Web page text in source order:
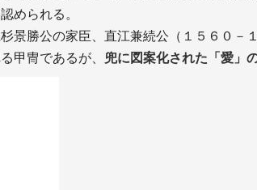
められる。
景勝公の家臣、直江兼続公（１５６０－
甲冑であるが、 兜に図案化された「愛」